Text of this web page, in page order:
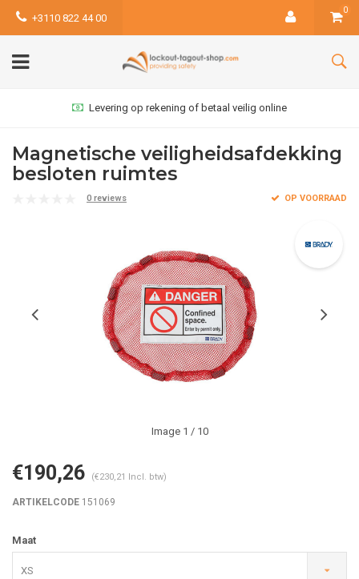
+3110 822 44 00
0
Levering op rekening of betaal veilig online
Magnetische veiligheidsafdekking
besloten ruimtes
0 reviews OP VOORRAAD
Image 1 / 10
€190,26 (€230,21 Incl. btw)
ARTIKELCODE 151069
Maat
XS